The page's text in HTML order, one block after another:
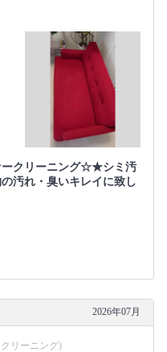
クリーニング☆★シミ汚
汚れ・臭いキレイに致し
2026年07月
リーニング)